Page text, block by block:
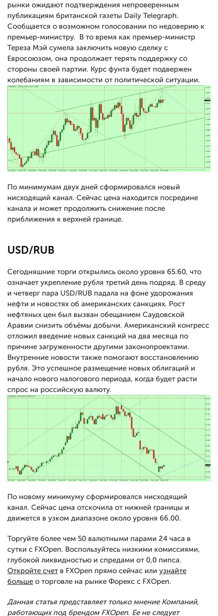
рынки ожидают подтверждения непроверенным
публикациям британской газеты Daily Telegraph.
Сообщается о возможном голосовании по недоверию к
премьер-министру. В то время как премьер-министр
Тереза ​​Мэй сумела заключить новую сделку с
Евросоюзом, она продолжает терять поддержку со
стороны своей партии. Курс фунта будет подвержен
колебаниям в зависимости от политической ситуации.
По минимумам двух дней сформировался новый
нисходящий канал. Сейчас цена находится посредине
канала и может продолжить снижение после
приближения к верхней границе.
USD/RUB
Сегодняшние торги открылись около уровня 65.60, что
означает укрепление рубля третий день подряд. В среду
и четверг пара USD/RUB падала на фоне удорожания
нефти и новостях об американских санкциях. Рост
нефтяных цен был вызван обещанием Саудовской
Аравии снизить объёмы добычи. Американский конгресс
отложил введение новых санкций на два месяца по
причине загруженности другими законопроектами.
Внутренние новости также помогают восстановлению
рубля. Это успешное размещение новых облигаций и
начало нового налогового периода, когда будет расти
спрос на российскую валюту.
По новому минимуму сформировался нисходящий
канал. Сейчас цена отскочила от нижней границы и
движется в узком диапазоне около уровня 66.00.
Торгуйте более чем 50 валютными парами 24 часа в
сутки с FXOpen. Воспользуйтесь низкими комиссиями,
глубокой ликвидностью и спредами от 0,0 пипса.
Откройте счет в FXOpen прямо сейчас или узнайте
больше о торговле на рынке Форекс с FXOpen.
Данная статья представляет только мнение Компаний,
работающих под брендом FXOpen. Ее не следует